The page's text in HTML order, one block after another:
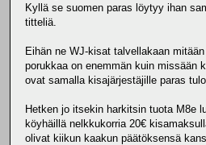
Kyllä se suomen paras löytyy ihan
titteliä.
Eihän ne WJ-kisat talvellakaan
porukkaa on enemmän kuin missään
ovat samalla kisajärjestäjille paras
Hetken jo itsekin harkitsin tuota M8e
köyhäillä nelkkukorria 20€
olivat kiikun kaakun päätöksensä